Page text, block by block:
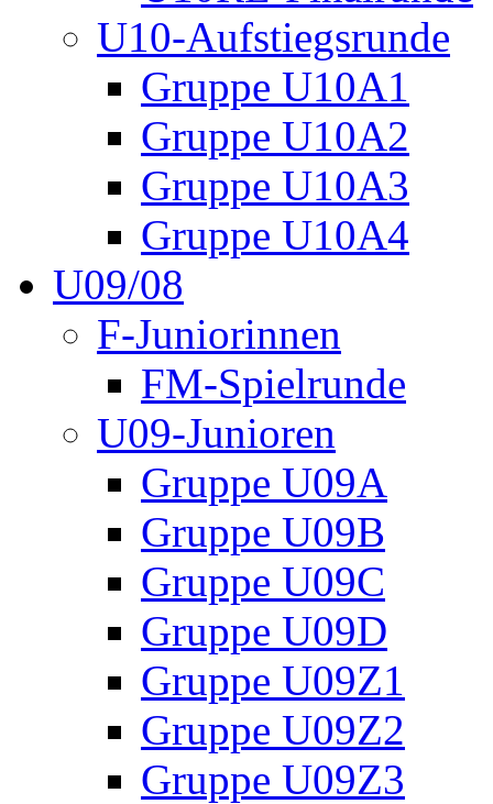
U10-Aufstiegsrunde
Gruppe U10A1
Gruppe U10A2
Gruppe U10A3
Gruppe U10A4
U09/08
F-Juniorinnen
FM-Spielrunde
U09-Junioren
Gruppe U09A
Gruppe U09B
Gruppe U09C
Gruppe U09D
Gruppe U09Z1
Gruppe U09Z2
Gruppe U09Z3